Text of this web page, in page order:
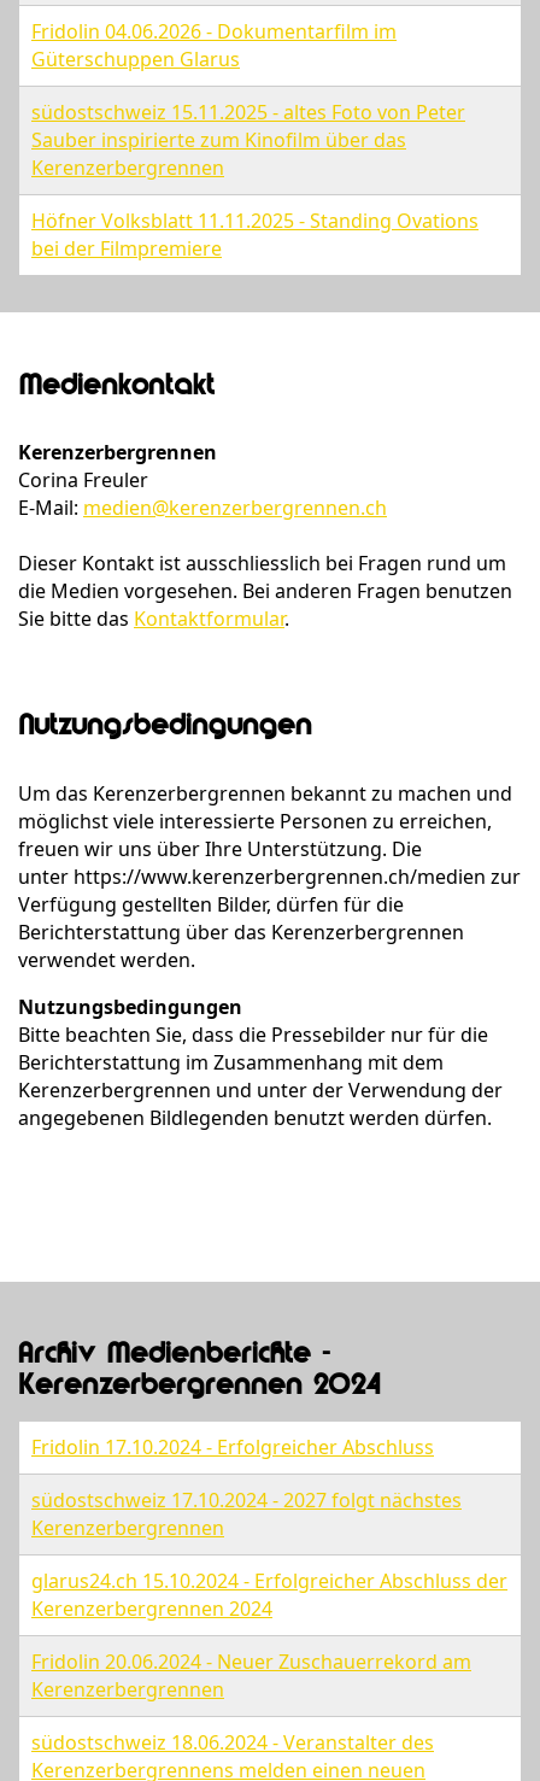
Fridolin 04.06.2026 - Dokumentarfilm im
Güterschuppen Glarus
südostschweiz 15.11.2025 - altes Foto von Peter
Sauber inspirierte zum Kinofilm über das
Kerenzerbergrennen
Höfner Volksblatt 11.11.2025 - Standing Ovations
bei der Filmpremiere
Medienkontakt
Kerenzerbergrennen
Corina Freuler
E-Mail: medien@kerenzerbergrennen.ch
Dieser Kontakt ist ausschliesslich bei Fragen rund um
die Medien vorgesehen. Bei anderen Fragen benutzen
Sie bitte das Kontaktformular.
Nutzungsbedingungen
Um das Kerenzerbergrennen bekannt zu machen und
möglichst viele interessierte Personen zu erreichen,
freuen wir uns über Ihre Unterstützung. Die
unter https://www.kerenzerbergrennen.ch/medien zur
Verfügung gestellten Bilder, dürfen für die
Berichterstattung über das Kerenzerbergrennen
verwendet werden.
Nutzungsbedingungen
Bitte beachten Sie, dass die Pressebilder nur für die
Berichterstattung im Zusammenhang mit dem
Kerenzerbergrennen und unter der Verwendung der
angegebenen Bildlegenden benutzt werden dürfen.
Archiv Medienberichte -
Kerenzerbergrennen 2024
Fridolin 17.10.2024 - Erfolgreicher Abschluss
südostschweiz 17.10.2024 - 2027 folgt nächstes
Kerenzerbergrennen
glarus24.ch 15.10.2024 - Erfolgreicher Abschluss der
Kerenzerbergrennen 2024
Fridolin 20.06.2024 - Neuer Zuschauerrekord am
Kerenzerbergrennen
südostschweiz 18.06.2024 - Veranstalter des
Kerenzerbergrennens melden einen neuen